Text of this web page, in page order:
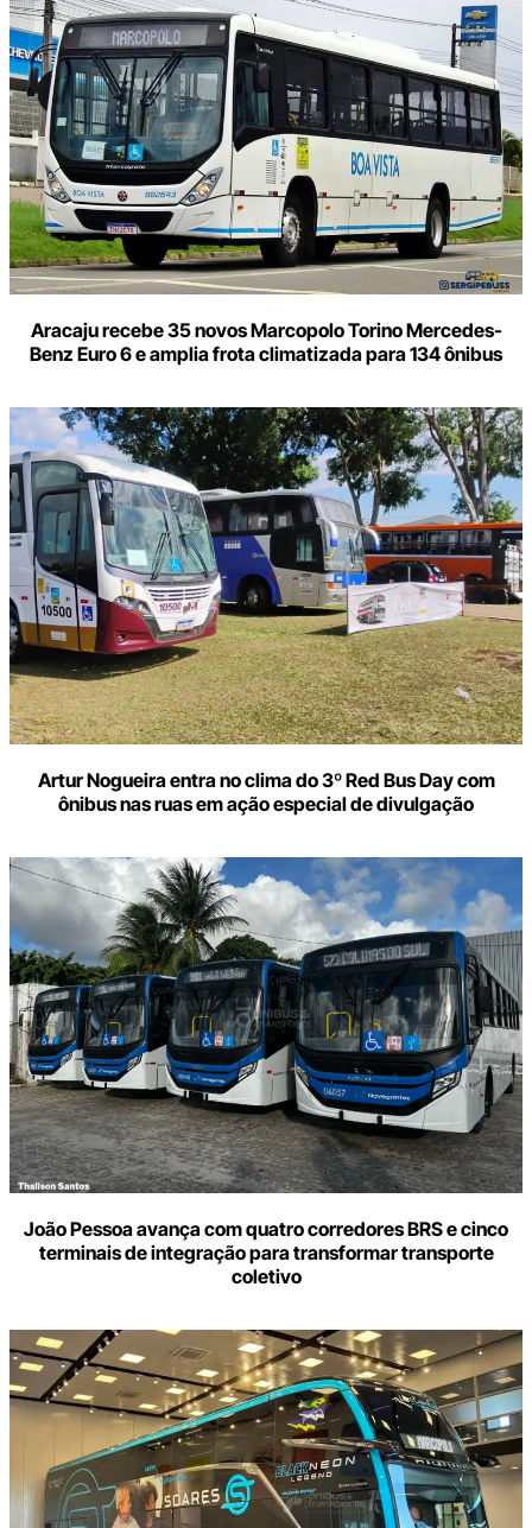
Aracaju recebe 35 novos Marcopolo Torino Mercedes-
Benz Euro 6 e amplia frota climatizada para 134 ônibus
Artur Nogueira entra no clima do 3º Red Bus Day com
ônibus nas ruas em ação especial de divulgação
João Pessoa avança com quatro corredores BRS e cinco
terminais de integração para transformar transporte
coletivo